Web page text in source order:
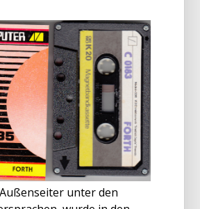
Außenseiter unter den